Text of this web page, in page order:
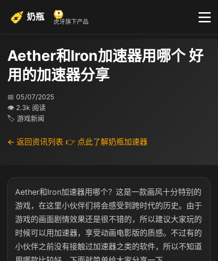
奶瓶 虎牙旗下产品
Aether和Iron加速器用哪个 好
用的加速器分享
📅 05/07/2025
👁 2.3k 阅读
🏷 游戏新闻
← 返回资讯列表 👉 点此了解奶瓶加速器
Aether和Iron加速器用哪个？这是一款画风十分特别的
游戏，在这里小伙伴们将会感受到跨时代的历史。由于
游戏的画面剧情效果还是很不错的，所以建议大家玩的
时候可以用加速器，享受动画电影版的质感。不过有的
小伙伴之前没有接触过加速器之类的软件，所以不知道